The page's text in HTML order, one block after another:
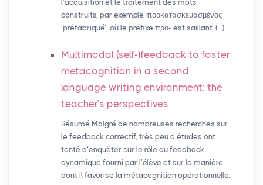
l’acquisition et le traitement des mots
construits, par exemple, προκατασκευασμένος
‘préfabriqué’, où le préfixe προ- est saillant, (…)
Multimodal (self-)feedback to foster
metacognition in a second
language writing environment: the
teacher’s perspectives
Résumé Malgré de nombreuses recherches sur
le feedback correctif, très peu d’études ont
tenté d’enquêter sur le rôle du feedback
dynamique fourni par l’élève et sur la manière
dont il favorise la métacognition opérationnelle.